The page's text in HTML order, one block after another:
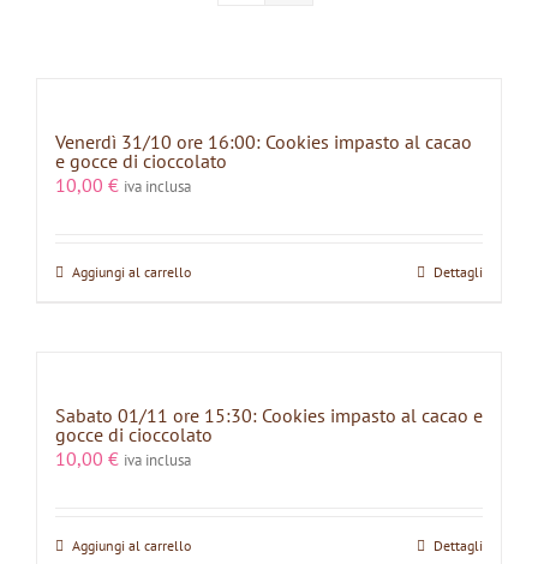
Venerdì 31/10 ore 16:00: Cookies impasto al cacao
e gocce di cioccolato
10,00 € iva inclusa
Aggiungi al carrello Dettagli
Sabato 01/11 ore 15:30: Cookies impasto al cacao e
gocce di cioccolato
10,00 € iva inclusa
Aggiungi al carrello Dettagli